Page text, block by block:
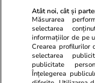
© 2026
Atât noi, cât și
Măsurarea
selectarea
informațiilor de pe
Crearea profilurilor
selectarea
publicitate
Înțelegerea